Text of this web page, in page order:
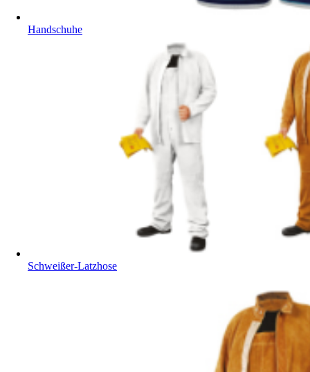
Handschuhe
Schweißer-Latzhose